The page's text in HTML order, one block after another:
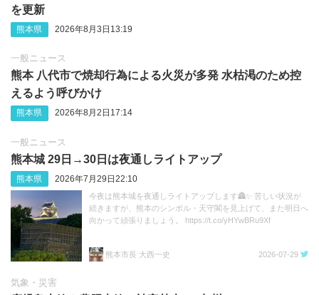
を更新
熊本県 2026年8月3日13:19
一般ニュース
熊本 八代市で焼却行為による火災が多発 水枯渇のため控
えるよう呼びかけ
熊本県 2026年8月2日17:14
一般ニュース
熊本城 29日→30日は夜通しライトアップ
熊本県 2026年7月29日22:10
今夜は熊本城を夜通しライトアップします🏯✨ 苦しい状況が
続きますが、熊本のシンボル・天守閣を見上げて、また明日へ
向かって頑張りましょう。 https://t.co/yHYwBRu9Xf
熊本市長 大西一史 2026-07-29
気象・災害